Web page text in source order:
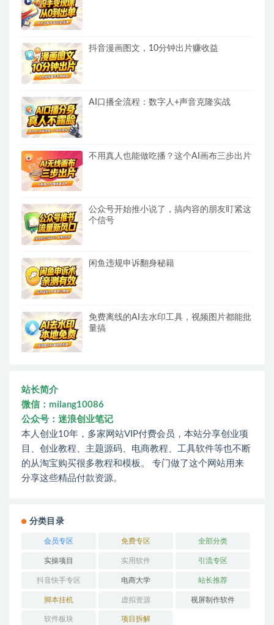
抖音漫画图文，10分钟出片赚收益
AI口播全流程：数字人+声音克隆实战
不用真人也能做吃播？这个AI画布三步出片
公众号开始推小说了，搞内容的朋友盯紧这
个信号
闲鱼违规申诉翻身秘籍
免费离线的AI去水印工具，视频图片都能批
量搞
站长简介
微信：milang10086
公众号：迷浪创业笔记
本人创业10年，多家网站VIP付费会员，本站分享创业项
目、创业教程、主题源码、电商教程、工具软件等也不断
的从淘宝购买很多教程和模板。 专门做了这个网站用来
分享这些精品付款资源。
分类目录
会员专区 免费专区 全部分类
实操项目 实用软件 引流专区
抖音快手专区 电商大学 站长推荐
脚本挂机 虚拟资源 视屏制作软件
软件板块 项目拆解